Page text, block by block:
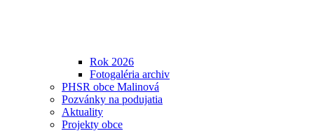
Rok 2026
Fotogaléria archiv
PHSR obce Malinová
Pozvánky na podujatia
Aktuality
Projekty obce